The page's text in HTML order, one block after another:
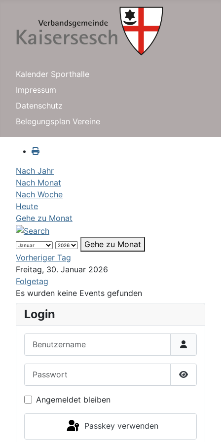
Kalender Sporthalle
Impressum
Datenschutz
Belegungsplan Vereine
Nach Jahr
Nach Monat
Nach Woche
Heute
Gehe zu Monat
Gehe zu Monat
Vorheriger Tag
Freitag, 30. Januar 2026
Folgetag
Es wurden keine Events gefunden
Login
Passwort
Angemeldet bleiben
Passkey verwenden